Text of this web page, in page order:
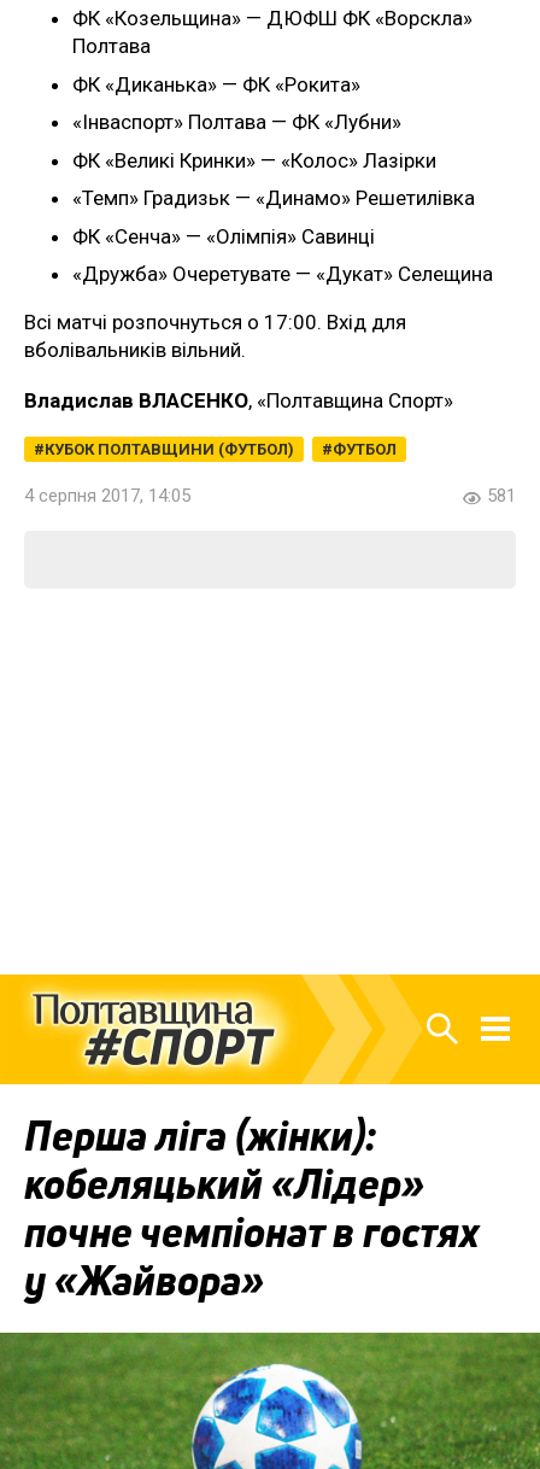
ФК «Козельщина» — ДЮФШ ФК «Ворскла»
Полтава
ФК «Диканька» — ФК «Рокита»
«Інваспорт» Полтава — ФК «Лубни»
ФК «Великі Кринки» — «Колос» Лазірки
«Темп» Градизьк — «Динамо» Решетилівка
ФК «Сенча» — «Олімпія» Савинці
«Дружба» Очеретувате — «Дукат» Селещина
Всі матчі розпочнуться о 17:00. Вхід для
вболівальників вільний.
Владислав ВЛАСЕНКО, «Полтавщина Спорт»
КУБОК ПОЛТАВЩИНИ (ФУТБОЛ) ФУТБОЛ
4 серпня 2017, 14:05 581
Перша ліга (жінки):
кобеляцький «Лідер»
почне чемпіонат в гостях
у «Жайвора»